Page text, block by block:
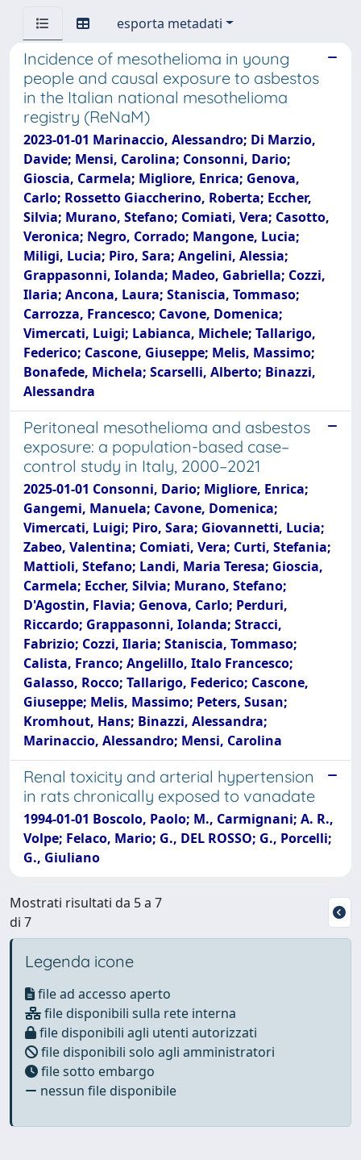
esporta metadati
Incidence of mesothelioma in young
people and causal exposure to asbestos
in the Italian national mesothelioma
registry (ReNaM)
2023-01-01 Marinaccio, Alessandro; Di Marzio,
Davide; Mensi, Carolina; Consonni, Dario;
Gioscia, Carmela; Migliore, Enrica; Genova,
Carlo; Rossetto Giaccherino, Roberta; Eccher,
Silvia; Murano, Stefano; Comiati, Vera; Casotto,
Veronica; Negro, Corrado; Mangone, Lucia;
Miligi, Lucia; Piro, Sara; Angelini, Alessia;
Grappasonni, Iolanda; Madeo, Gabriella; Cozzi,
Ilaria; Ancona, Laura; Staniscia, Tommaso;
Carrozza, Francesco; Cavone, Domenica;
Vimercati, Luigi; Labianca, Michele; Tallarigo,
Federico; Cascone, Giuseppe; Melis, Massimo;
Bonafede, Michela; Scarselli, Alberto; Binazzi,
Alessandra
Peritoneal mesothelioma and asbestos
exposure: a population-based case–
control study in Italy, 2000–2021
2025-01-01 Consonni, Dario; Migliore, Enrica;
Gangemi, Manuela; Cavone, Domenica;
Vimercati, Luigi; Piro, Sara; Giovannetti, Lucia;
Zabeo, Valentina; Comiati, Vera; Curti, Stefania;
Mattioli, Stefano; Landi, Maria Teresa; Gioscia,
Carmela; Eccher, Silvia; Murano, Stefano;
D'Agostin, Flavia; Genova, Carlo; Perduri,
Riccardo; Grappasonni, Iolanda; Stracci,
Fabrizio; Cozzi, Ilaria; Staniscia, Tommaso;
Calista, Franco; Angelillo, Italo Francesco;
Galasso, Rocco; Tallarigo, Federico; Cascone,
Giuseppe; Melis, Massimo; Peters, Susan;
Kromhout, Hans; Binazzi, Alessandra;
Marinaccio, Alessandro; Mensi, Carolina
Renal toxicity and arterial hypertension
in rats chronically exposed to vanadate
1994-01-01 Boscolo, Paolo; M., Carmignani; A. R.,
Volpe; Felaco, Mario; G., DEL ROSSO; G., Porcelli;
G., Giuliano
Mostrati risultati da 5 a 7
di 7
Legenda icone
file ad accesso aperto
file disponibili sulla rete interna
file disponibili agli utenti autorizzati
file disponibili solo agli amministratori
file sotto embargo
nessun file disponibile